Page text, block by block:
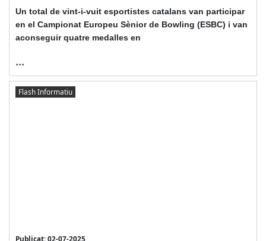
Un total de vint-i-vuit esportistes catalans van participar
en el Campionat Europeu Sènior de Bowling (ESBC) i van
aconseguir quatre medalles en
...
Flash Informatiu
Publicat: 02-07-2025